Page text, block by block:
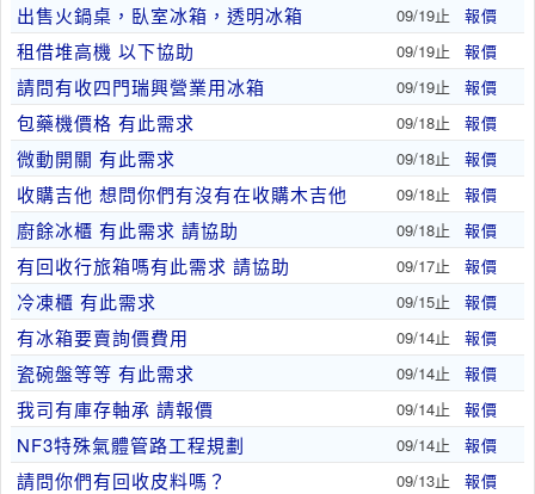
出售火鍋桌，臥室冰箱，透明冰箱 09/19止 報價
租借堆高機 以下協助 09/19止 報價
請問有收四門瑞興營業用冰箱 09/19止 報價
包藥機價格 有此需求 09/18止 報價
微動開關 有此需求 09/18止 報價
收購吉他 想問你們有沒有在收購木吉他 09/18止 報價
廚餘冰櫃 有此需求 請協助 09/18止 報價
有回收行旅箱嗎有此需求 請協助 09/17止 報價
冷凍櫃 有此需求 09/15止 報價
有冰箱要賣詢價費用 09/14止 報價
瓷碗盤等等 有此需求 09/14止 報價
我司有庫存軸承 請報價 09/14止 報價
NF3特殊氣體管路工程規劃 09/14止 報價
請問你們有回收皮料嗎？ 09/13止 報價